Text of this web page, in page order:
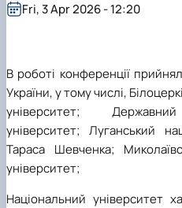
В роботі конференції
України, у тому числі,
університет; Державний
університет; Луганський
Тараса Шевченка;
університет;
Національний університет
Fri, 3 Apr 2026 - 12:20